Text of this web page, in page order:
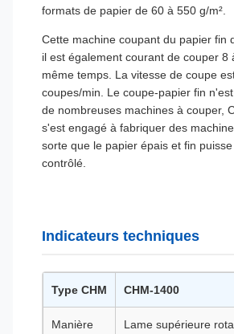
formats de papier de 60 à 550 g/m².
Cette machine coupant du papier fin
il est également courant de couper 8
même temps. La vitesse de coupe
coupes/min. Le coupe-papier fin
de nombreuses machines à couper,
s'est engagé à fabriquer des
sorte que le papier épais et fin
contrôlé.
Indicateurs techniques
Type CHM CHM-1400
Manière
Lame supérieure